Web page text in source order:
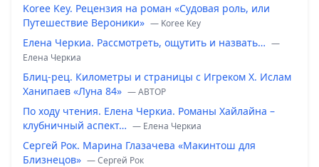
Koree Key. Рецензия на роман «Судовая роль, или
Путешествие Вероники» — Koree Key
Елена Черкиа. Рассмотреть, ощутить и назвать… —
Елена Черкиа
Блиц-рец. Километры и страницы с Игреком Х. Ислам
Ханипаев «Луна 84» — ABTOP
По ходу чтения. Елена Черкиа. Романы Хайлайна –
клубничный аспект… — Елена Черкиа
Сергей Рок. Марина Глазачева «Макинтош для
Близнецов» — Сергей Рок